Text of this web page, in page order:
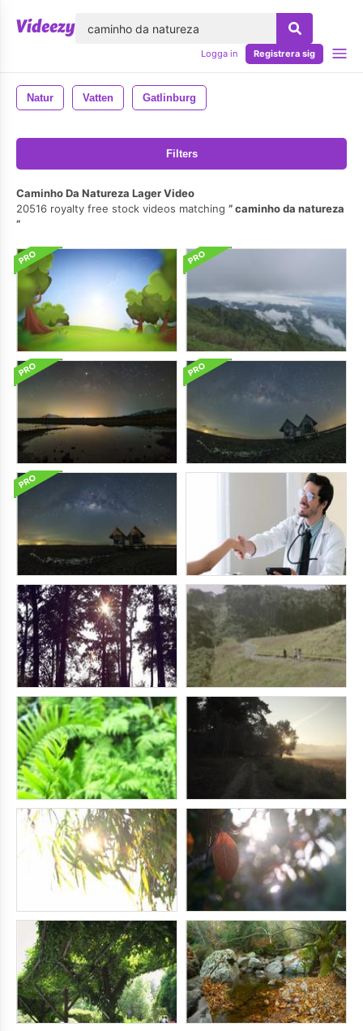
Logga in Registrera sig
Natur Vatten Gatlinburg
Filters
Caminho Da Natureza Lager Video
20516 royalty free stock videos matching
caminho da natureza